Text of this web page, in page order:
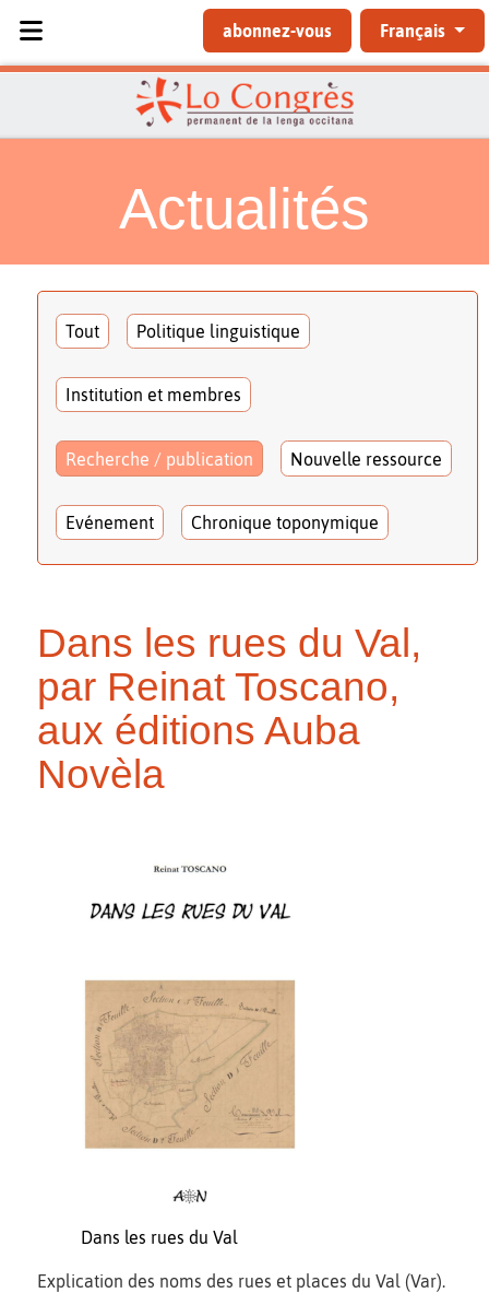
abonnez-vous Français
Actualités
Tout Politique linguistique
Institution et membres
Recherche / publication Nouvelle ressource
Evénement Chronique toponymique
Dans les rues du Val,
par Reinat Toscano,
aux éditions Auba
Novèla
Dans les rues du Val
Explication des noms des rues et places du Val (Var).